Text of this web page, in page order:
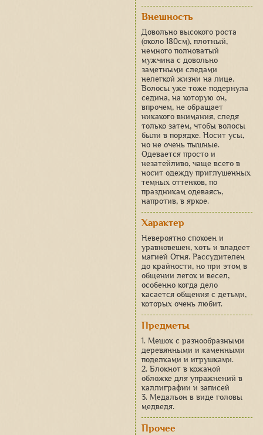
Внешность
Довольно высокого роста
(около 180см), плотный,
немного полноватый
мужчина с довольно
заметными следами
нелегкой жизни на лице.
Волосы уже тоже подернула
седина, на которую он,
впрочем, не обращает
никакого внимания, следя
только затем, чтобы волосы
были в порядке. Носит усы,
но не очень пышные.
Одевается просто и
незатейливо, чаще всего в
носит одежду приглушенных
темных оттенков, по
праздникам одеваясь,
напротив, в яркое.
Характер
Невероятно спокоен и
уравновешен, хоть и владеет
магией Огня. Рассудителен
до крайности, но при этом в
общении легок и весел,
особенно когда дело
касается общения с детьми,
которых очень любит.
Предметы
1. Мешок с разнообразными
деревянными и каменными
поделками и игрушками.
2. Блокнот в кожаной
обложке для упражнений в
каллиграфии и записей
3. Медальон в виде головы
медведя.
Прочее